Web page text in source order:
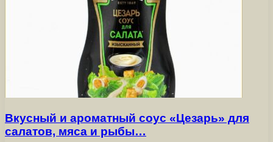
Вкусный и ароматный соус «Цезарь» для
салатов, мяса и рыбы…